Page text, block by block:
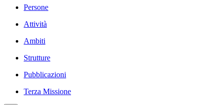
Persone
Attività
Ambiti
Strutture
Pubblicazioni
Terza Missione